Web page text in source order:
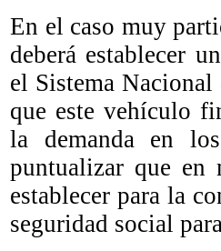
En el caso muy
deberá establecer
el Sistema Nacional
que este vehículo
la demanda en
puntualizar que en
establecer para la
seguridad social